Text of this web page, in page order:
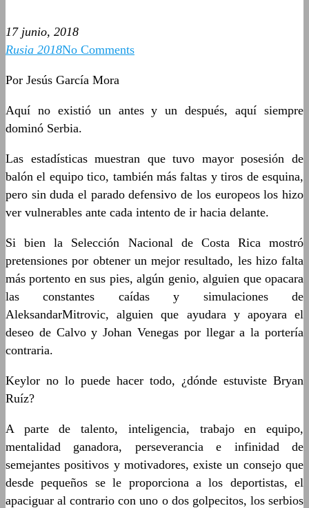
17 junio, 2018
Rusia 2018No Comments
Por Jesús García Mora
Aquí no existió un antes y un después, aquí siempre
dominó Serbia.
Las estadísticas muestran que tuvo mayor posesión de
balón el equipo tico, también más faltas y tiros de esquina,
pero sin duda el parado defensivo de los europeos los hizo
ver vulnerables ante cada intento de ir hacia delante.
Si bien la Selección Nacional de Costa Rica mostró
pretensiones por obtener un mejor resultado, les hizo falta
más portento en sus pies, algún genio, alguien que opacara
las constantes caídas y simulaciones de
AleksandarMitrovic, alguien que ayudara y apoyara el
deseo de Calvo y Johan Venegas por llegar a la portería
contraria.
Keylor no lo puede hacer todo, ¿dónde estuviste Bryan
Ruíz?
A parte de talento, inteligencia, trabajo en equipo,
mentalidad ganadora, perseverancia e infinidad de
semejantes positivos y motivadores, existe un consejo que
desde pequeños se le proporciona a los deportistas, el
apaciguar al contrario con uno o dos golpecitos, los serbios